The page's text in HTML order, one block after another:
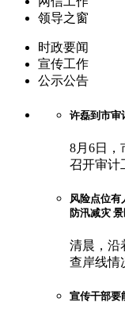
领导之窗
时政要闻
宣传工作
公示公告
许磊到市审
8月6日，
召开审计
风险点位
防汛减灾
清晨，沿
查岸线情
宣传干部要